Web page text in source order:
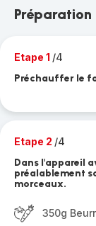
Préparation
Etape 1 /4
Préchauffer le
Etape 2 /4
Dans l'appareil
préalablement
morceaux.
350g